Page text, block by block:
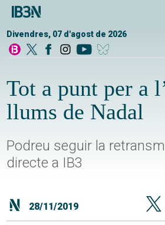
Divendres, 07 d'agost de 2026
Tot a punt per a
llums de Nadal
Podreu seguir la
directe a IB3
28/11/2019